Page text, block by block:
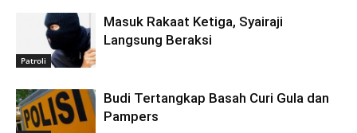
Patroli
Masuk Rakaat Ketiga, Syairaji
Langsung Beraksi
Budi Tertangkap Basah Curi Gula dan
Pampers